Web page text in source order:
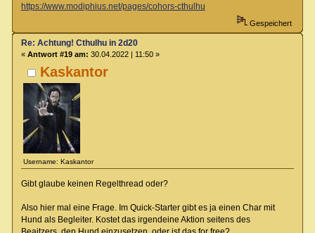
https://www.modiphius.net/pages/cohors-cthulhu
Gespeichert
Kaskantor
Username: Kaskantor
Re: Achtung! Cthulhu in 2d20
« Antwort #19 am: 30.04.2022 | 11:50 »
Gibt glaube keinen Regelthread oder?
Also hier mal eine Frage. Im Quick-Starter gibt es ja einen Char mit
Hund als Begleiter. Kostet das irgendeine Aktion seitens des